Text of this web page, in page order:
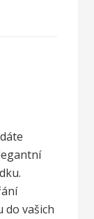
do vašich